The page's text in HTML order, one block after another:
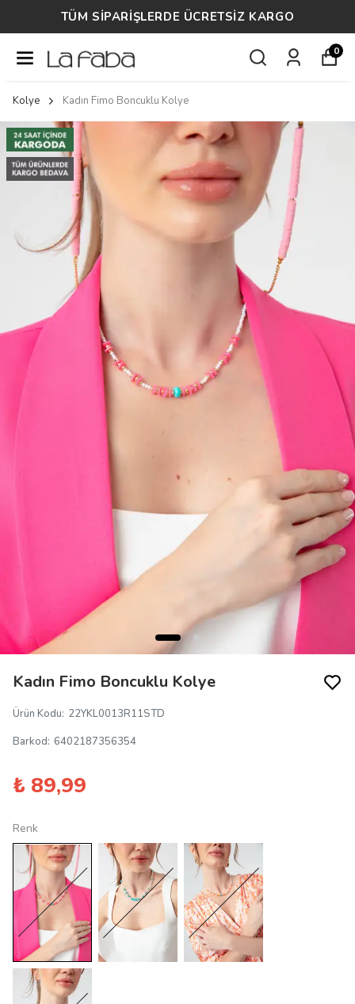
TÜM SİPARİŞLERDE ÜCRETSİZ KARGO
0
Kolye Kadın Fimo Boncuklu Kolye
Kadın Fimo Boncuklu Kolye
Ürün Kodu: 22YKL0013R11STD
Barkod: 6402187356354
₺ 89,99
Renk